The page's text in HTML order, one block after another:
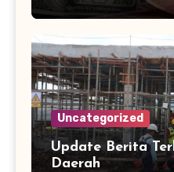
Uncategorized
Update Berita
Daerah